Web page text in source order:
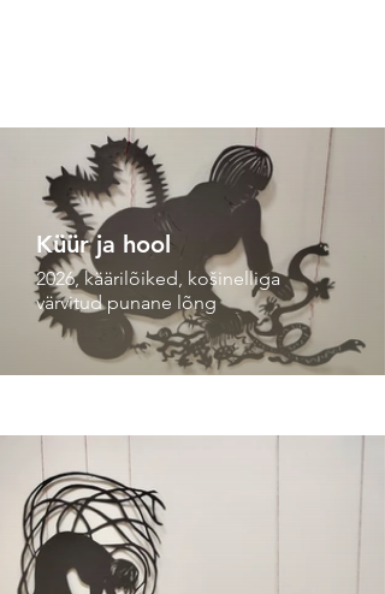
Küür ja hool
2026, käärilõiked, košinelliga
värvitud punane lõng